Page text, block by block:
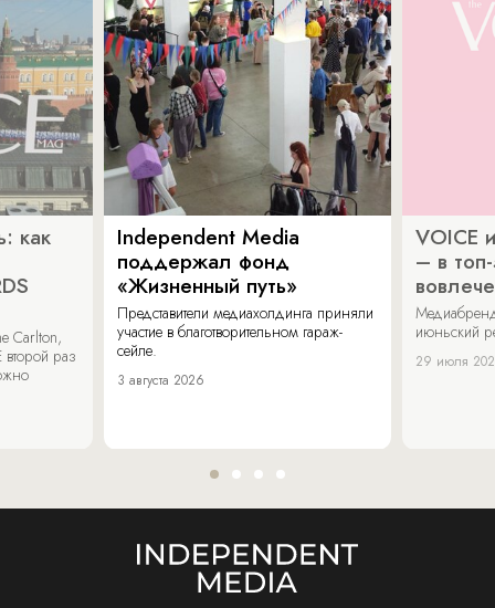
как
Carlton,
раз
Independent Media
поддержал фонд
«Жизненный путь»
Представители медиахолдинга приняли
участие в благотворительном гараж-
сейле.
3 августа 2026
VOICE
– в
июньский
29 июля